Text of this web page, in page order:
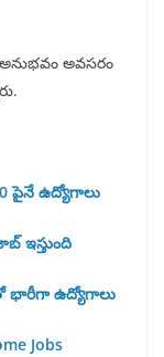
అవసరం
పైనే ఉద్యోగాలు
ఇస్తుంది
భారీగా ఉద్యోగాలు
Jobs